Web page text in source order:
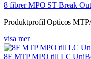
8 fibrer MPO ST Break
Produktprofil Opticos MTP/
visa mer
8F MTP MPO till LC